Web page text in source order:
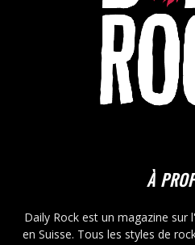
À
Daily Rock est un magazine
en Suisse. Tous les styles de